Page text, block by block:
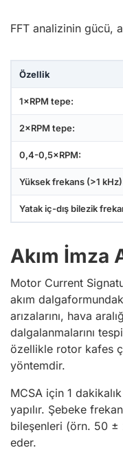
FFT analizinin gücü,
Özellik
1×RPM tepe:
2×RPM tepe:
0,4-0,5×RPM:
Yüksek frekans (>1
Yatak iç-dış bilezik
Akım İmza
Motor Current
akım
arızalarını, hava
dalgalanmalarını
özellikle rotor kafes
yöntemdir.
MCSA için 1
yapılır. Şebeke
bileşenleri (örn. 50
eder.